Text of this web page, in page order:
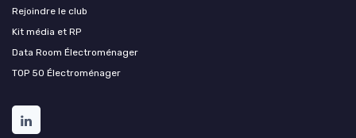
Rejoindre le club
Kit média et RP
Data Room Électroménager
TOP 50 Électroménager